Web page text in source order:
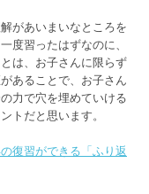
があいまいなところを
度習ったはずなのに、
は、お子さんに限らず
あることで、お子さん
力で穴を埋めていける
トだと思います。
復習ができる「ふり返